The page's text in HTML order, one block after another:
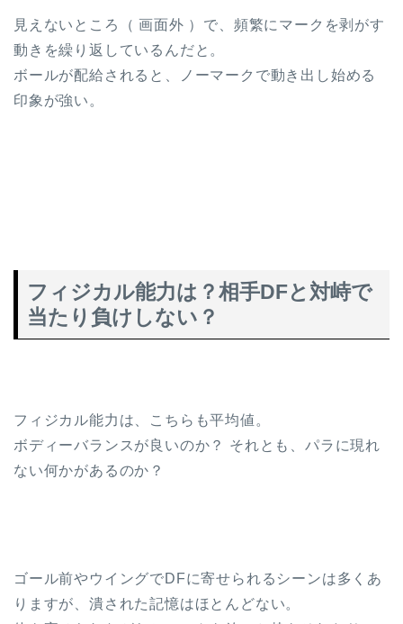
見えないところ（ 画面外 ）で、頻繁にマークを剥がす
動きを繰り返しているんだと。
ボールが配給されると、ノーマークで動き出し始める
印象が強い。
フィジカル能力は？相手DFと対峙で
当たり負けしない？
フィジカル能力は、こちらも平均値。
ボディーバランスが良いのか？ それとも、パラに現れ
ない何かがあるのか？
ゴール前やウイングでDFに寄せられるシーンは多くあ
りますが、潰された記憶はほとんどない。